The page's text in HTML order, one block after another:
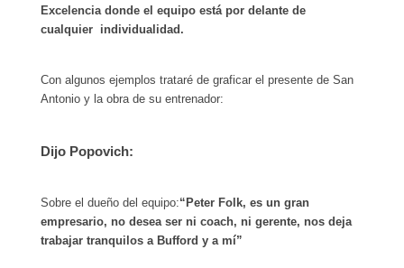
Excelencia donde el equipo está por delante de
cualquier individualidad.
Con algunos ejemplos trataré de graficar el presente de San
Antonio y la obra de su entrenador:
Dijo Popovich:
Sobre el dueño del equipo:“Peter Folk, es un gran
empresario, no desea ser ni coach, ni gerente, nos deja
trabajar tranquilos a Bufford y a mí”